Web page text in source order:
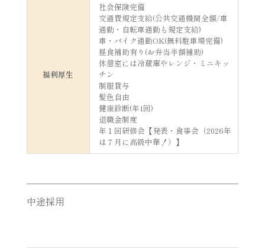
福利厚生
社会保険完備
交通費規定支給(公共交通機関全額/車
通勤・自転車通勤も規定支給)
車・バイク通勤OK(無料駐車場完備)
昼食補助有り(お弁当半額補助)
休憩室には冷蔵庫やレンジ・ミニキッ
チン
制服貸与
髪色自由
健康診断(年1回)
退職金制度
年１回研修会【発表・食事会（2026年
は７月に高級中華！）】
中途採用